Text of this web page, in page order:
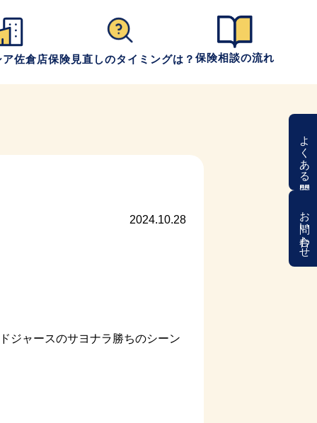
佐倉店保険見直しのタイミングは？ 保険相談の流れ
よくある質問
お問い合わせ
2024.10.28
ジャースのサヨナラ勝ちのシーン